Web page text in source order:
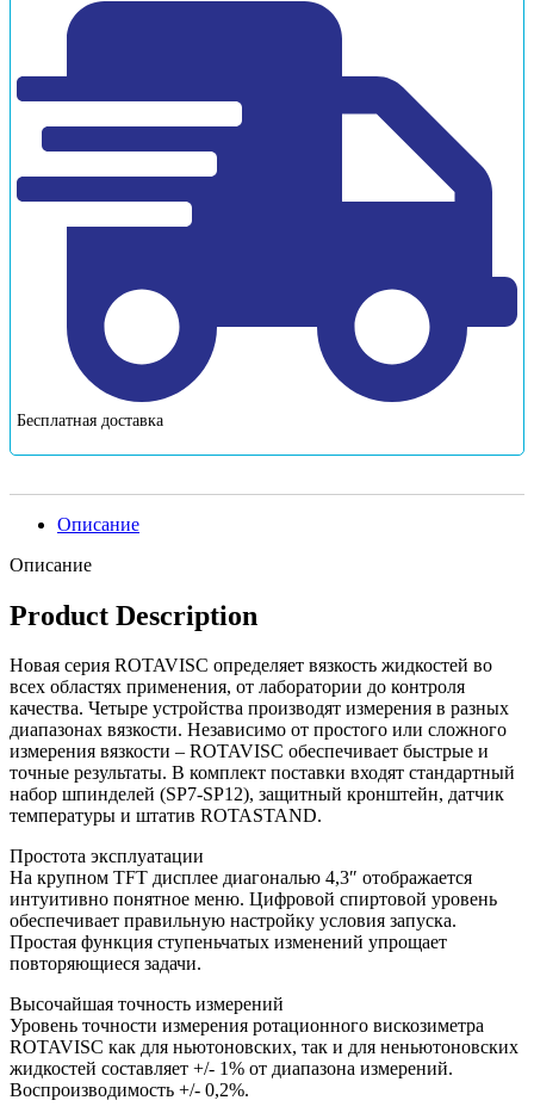
Бесплатная доставка
Описание
Описание
Product Description
Новая серия ROTAVISC определяет вязкость жидкостей во
всех областях применения, от лаборатории до контроля
качества. Четыре устройства производят измерения в разных
диапазонах вязкости. Независимо от простого или сложного
измерения вязкости – ROTAVISC обеспечивает быстрые и
точные результаты. В комплект поставки входят стандартный
набор шпинделей (SP7-SP12), защитный кронштейн, датчик
температуры и штатив ROTASTAND.
Простота эксплуатации
На крупном TFT дисплее диагональю 4,3″ отображается
интуитивно понятное меню. Цифровой спиртовой уровень
обеспечивает правильную настройку условия запуска.
Простая функция ступеньчатых изменений упрощает
повторяющиеся задачи.
Высочайшая точность измерений
Уровень точности измерения ротационного вискозиметра
ROTAVISC как для ньютоновских, так и для неньютоновских
жидкостей составляет +/- 1% от диапазона измерений.
Воспроизводимость +/- 0,2%.